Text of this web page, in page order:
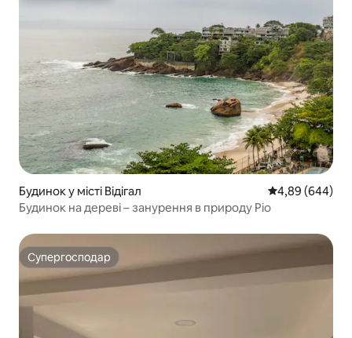
Будинок у місті Відігал Середня
4,89 (644)
Будинок на дереві – занурення в природу Ріо
Супергосподар
Супергосподар